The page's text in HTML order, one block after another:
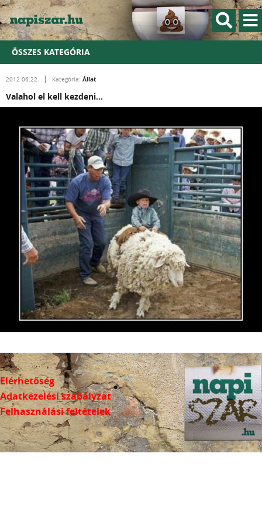
ÖSSZES KATEGÓRIA
2012.06.22. Kategória: Állat
Valahol el kell kezdeni...
Elérhetőség
Adatkezelési szabályzat
Felhasználási feltételek